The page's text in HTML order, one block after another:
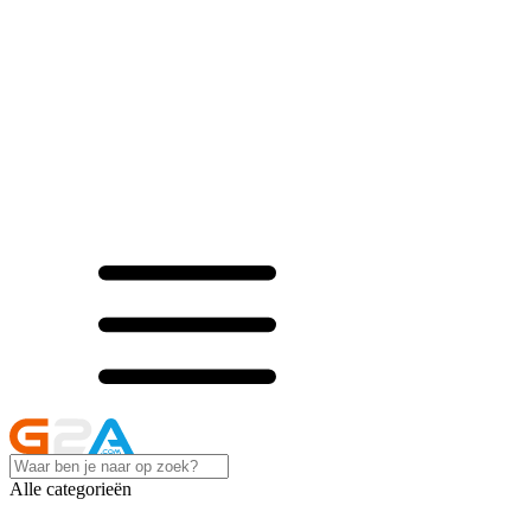
Alle categorieën